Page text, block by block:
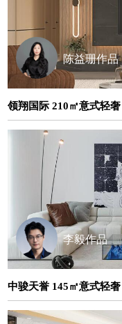
陈益珊作品
领翔国际 210㎡意式轻奢
李毅作品
中骏天誉 145㎡意式轻奢